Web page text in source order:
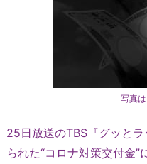
写真
25日放送のTBS『グッと
られた“コロナ対策交付金